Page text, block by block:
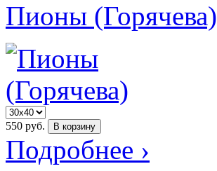
Пионы (Горячева)
550 руб. В корзину
Подробнее ›